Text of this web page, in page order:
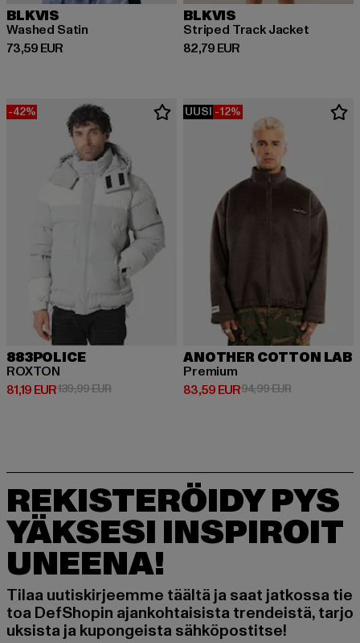
BLKVIS
Washed Satin
73,59 EUR
Ajankohtainen hinta: 73,59 EUR
BLKVIS
Striped Track Jacket
82,79 EUR
Ajankohtainen hinta: 82,79 EUR
-42%
883POLICE
ROXTON
81,19 EUR
Ajankohtainen hinta: 81,19 EUR
139,99 EURKampanjahinta: 139,99 EUR
UUSI -12%
ANOTHER COTTON LAB
Premium
83,59 EUR
Ajankohtainen hinta: 83,59 EUR
94,99 EUR
REKISTERÖIDY PYS
YÄKSESI INSPIROIT
UNEENA!
Tilaa uutiskirjeemme täältä ja saat jatkossa tie
toa DefShopin ajankohtaisista trendeistä, tarjo
uksista ja kupongeista sähköpostitse!